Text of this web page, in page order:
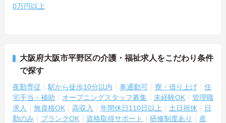
0万円以上
大阪府大阪市平野区の介護・福祉求人をこだわり条件
で探す
夜勤専従 駅から徒歩10分以内 車通勤可 寮・借り上げ
住
宅手当・補助
オープニングスタッフ募集 未経験OK
管理職
求人
無資格OK 高収入 年間休日110日以上 土日祝休
日
勤のみ
ブランクOK 資格取得サポート 研修制度あり
産